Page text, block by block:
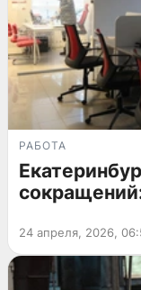
РАБОТА
24 апреля, 2026,